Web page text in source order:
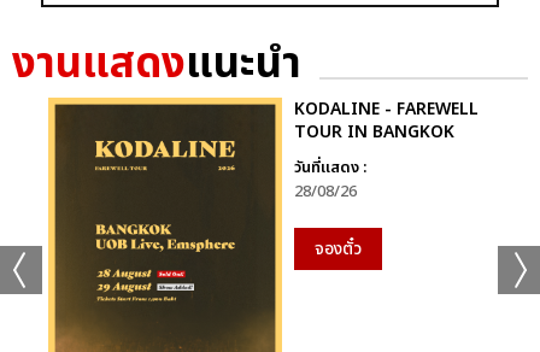
งานแสดงแนะนำ
KODALINE - FAREWELL
TOUR IN BANGKOK
วันที่แสดง :
28/08/26
จองตั๋ว